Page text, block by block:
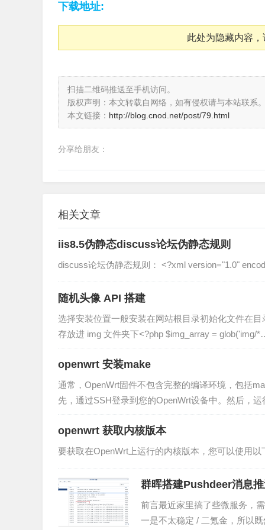
下载地址:
此处为隐藏内容
扫描二维码推送至手机访问。
版权声明：本文转载自网络，如有侵权请与本站联系
本文链接： http://blog.cnod.net/post/79.html
分享给朋友：
相关文章
iis8.5伪静态discuss论坛伪静态规则
discuss论坛伪静态规则： <?xml version="1.0"
随机头像 API 搭建
选择安装位置一般安装在网站根目录初始化文件在
存放进 img 文件夹下<?php $img_array = glob('img/
openwrt 安装make
通常，OpenWrt固件不包含完整的编译环境，包括
先，通过SSH登录到您的OpenWrt设备中。然后，
openwrt 获取内核版本
要获取在OpenWrt上运行的内核版本，您可以使用
群晖搭建Pushdeer消息
前言最近家里搞了些微服务，
一是不太稳定 / 二氪金，所以